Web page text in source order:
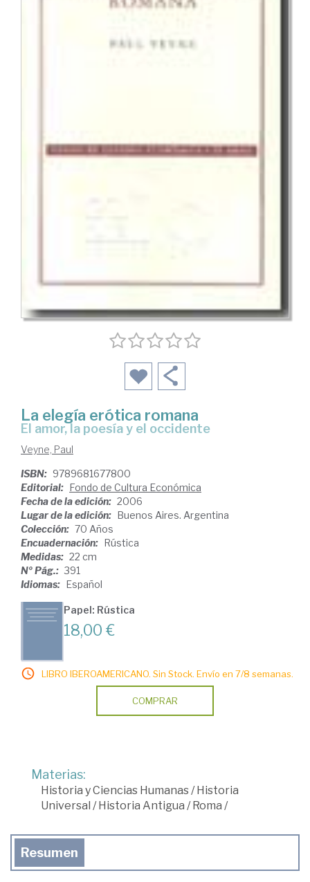
La elegía erótica romana
el amor, la poesía y el occidente
Veyne, Paul
ISBN: 9789681677800
Editorial: Fondo de Cultura Económica
Fecha de la edición: 2006
Lugar de la edición: Buenos Aires. Argentina
Colección: 70 Años
Encuadernación: Rústica
Medidas: 22 cm
Nº Pág.: 391
Idiomas: Español
Papel: Rústica
18,00 €
LIBRO IBEROAMERICANO. Sin Stock. Envío en 7/8 semanas.
COMPRAR
Materias:
Historia y Ciencias Humanas/Historia
Universal /Historia Antigua /Roma /
Resumen